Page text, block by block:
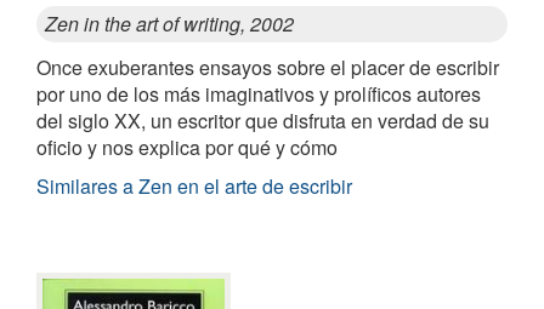
Zen in the art of writing, 2002
Once exuberantes ensayos sobre el placer de escribir
por uno de los más imaginativos y prolíficos autores
del siglo XX, un escritor que disfruta en verdad de su
oficio y nos explica por qué y cómo
Similares a Zen en el arte de escribir